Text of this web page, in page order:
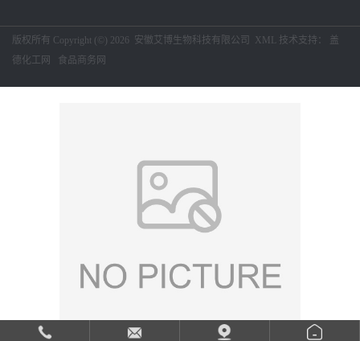
版权所有 Copyright (©) 2026 安徽艾博生物科技有限公司 XML 技术支持： 盖
德化工网
食品商务网